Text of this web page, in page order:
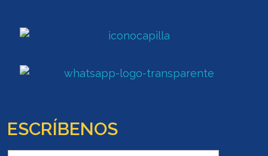
ESCRÍBENOS